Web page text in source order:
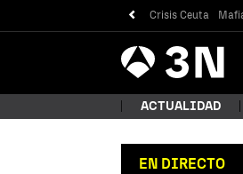
Crisis Ceuta
Antena
3 Noticias
ACTUALIDAD
EN DIRECTO